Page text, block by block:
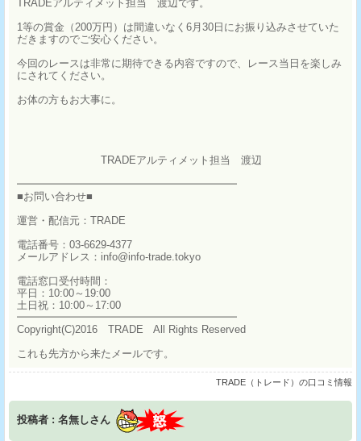
TRADEアルティメット担当 渡辺です。
1等の賞金（200万円）は間違いなく6月30日にお振り込みさせていた
だきますのでご安心ください。
今回のレースは非常に期待できる内容ですので、レース当日を楽しみ
にされてください。
お体の方もお大事に。
TRADEアルティメット担当 渡辺
━━━━━━━━━━━━━━━━━━━━━
■お問い合わせ■
運営・配信元：TRADE
電話番号：03-6629-4377
メールアドレス：info@info-trade.tokyo
電話窓口受付時間：
平日：10:00～19:00
土日祝：10:00～17:00
━━━━━━━━━━━━━━━━━━━━━
Copyright(C)2016 TRADE All Rights Reserved
これも先方から来たメールです。
TRADE（トレード）の口コミ情報
投稿者 : 名無しさん